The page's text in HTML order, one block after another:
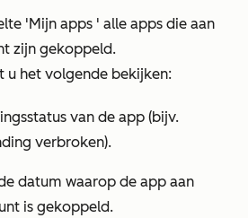
'Mijn apps ' alle apps die aan
zijn gekoppeld.
u het volgende bekijken:
van de app (bijv.
verbroken).
datum waarop de app aan
is gekoppeld.